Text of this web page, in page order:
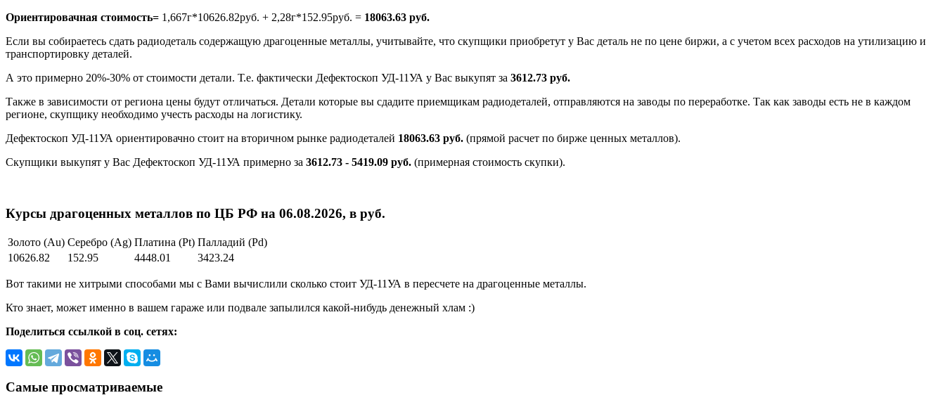
Ориентировачная стоимость= 1,667г*10626.82руб. + 2,28г*152.95руб. = 18063.63 руб.
Если вы собираетесь сдать радиодеталь содержащую драгоценные металлы, учитывайте, что скупщики приобретут у Вас деталь не по цене биржи, а с учетом всех расходов на утилизацию и
транспортировку деталей.
А это примерно 20%-30% от стоимости детали. Т.е. фактически Дефектоскоп УД-11УА у Вас выкупят за 3612.73 руб.
Также в зависимости от региона цены будут отличаться. Детали которые вы сдадите приемщикам радиодеталей, отправляются на заводы по переработке. Так как заводы есть не в каждом
регионе, скупщику необходимо учесть расходы на логистику.
Дефектоскоп УД-11УА ориентировачно стоит на вторичном рынке радиодеталей 18063.63 руб. (прямой расчет по бирже ценных металлов).
Скупщики выкупят у Вас Дефектоскоп УД-11УА примерно за 3612.73 - 5419.09 руб. (примерная стоимость скупки).
Курсы драгоценных металлов по ЦБ РФ на 06.08.2026, в руб.
Золото (Au) Серебро (Ag) Платина (Pt) Палладий (Pd)
10626.82
152.95 4448.01 3423.24
Вот такими не хитрыми способами мы с Вами вычислили сколько стоит УД-11УА в пересчете на драгоценные металлы.
Кто знает, может именно в вашем гараже или подвале запылился какой-нибудь денежный хлам :)
Поделиться ссылкой в соц. сетях:
Самые просматриваемые